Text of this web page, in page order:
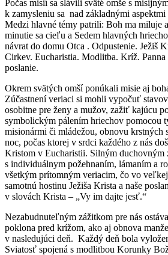
Počas misií sa slávili sväté omše s
k zamysleniu sa nad základnými
Medzi hlavné témy patrili: Boh ma miluje
minutie sa cieľu a Sedem hlavných
návrat do domu Otca . Odpustenie. Ježiš
Cirkev. Eucharistia. Modlitba. Kríž.
poslanie.
Okrem svätých omší ponúkali misie aj
Zúčastnení veriaci si mohli vypočuť
osobitne pre ženy a mužov, zažiť kajúcu
symbolickým pálením hriechov pomocou
misionármi či mládežou, obnovu
noc, počas ktorej v srdci každého z nás
Kristom v Eucharistii. Silným duchovným
s individuálnym požehnaním, lámaním a
všetkým prítomným veriacim, čo vo
samotnú hostinu Ježiša Krista a naše
v slovách Krista – „Vy im dajte jesť.“
Nezabudnuteľným zážitkom pre nás
poklona pred krížom, ako aj obnova
v nasledujúci deň. Každý deň bola
Sviatosť spojená s modlitbou Korunky